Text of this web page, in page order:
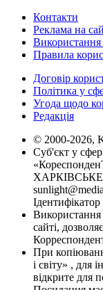
Контакти
Реклама на
Використання
Правила
Договір
Політика у
Угода щодо
Редакція
© 2000-2026,
Суб'єкт у
ХАРКІВСЬКЕ
Використання
сайті,
При
і світу» , для
відкрите для